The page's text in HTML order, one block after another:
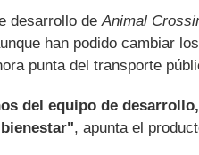
desarrollo deAnimal
han podido cambiar
punta del transporte
del equipo de
, apunta el